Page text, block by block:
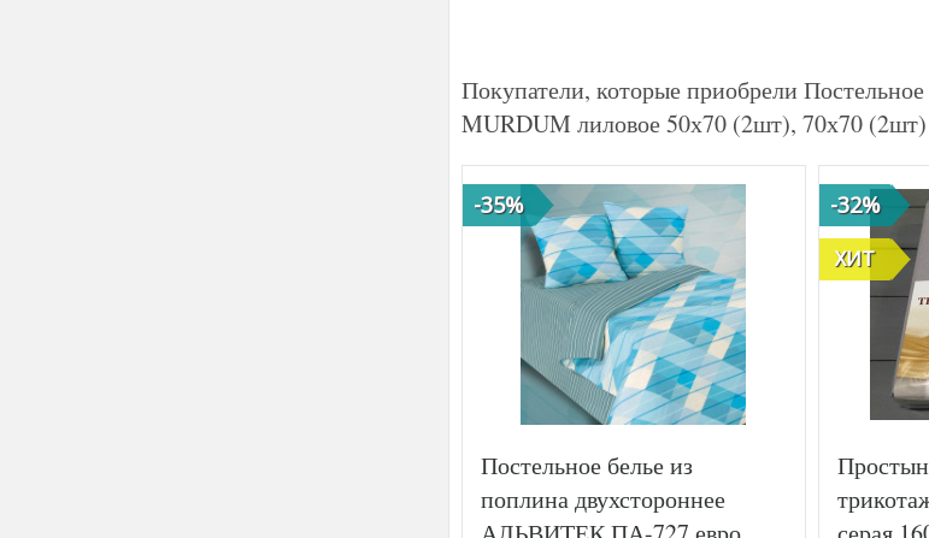
Покупатели, которые приобрели
MURDUM лиловое 50х70 (2шт), 70х70
-35%
Постельное белье из
поплина двухстороннее
-32%
ХИТ